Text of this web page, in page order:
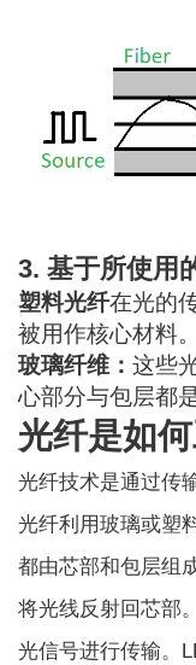
3. 基于所使用
塑料光纤在光的
被用作核心材料。
玻璃纤维：这些
心部分与包层都
光纤是如
光纤技术是通过传
光纤利用玻璃或塑
都由芯部和包层组
将光线反射回芯部
光信号进行传输。